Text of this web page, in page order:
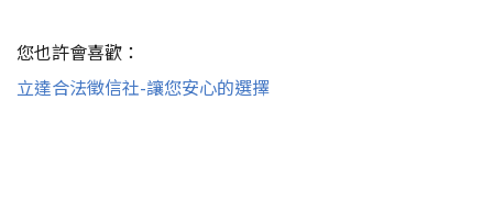
您也許會喜歡：
立達合法徵信社-讓您安心的選擇